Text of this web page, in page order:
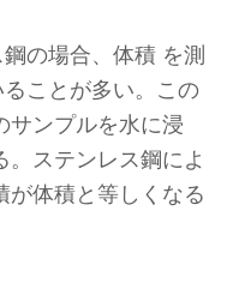
の場合、体積 を測
ことが多い。この
サンプルを水に浸
。ステンレス鋼によ
が体積と等しくなる